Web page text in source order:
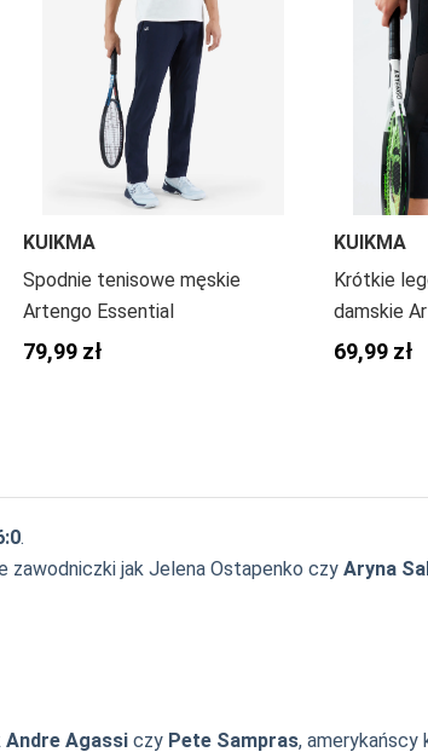
KUIKMA
Spodnie tenisowe męskie
Artengo Essential
79,99 zł
KUIKMA
Krótkie
damskie
69,99 zł
.
zawodniczki jak Jelena Ostapenko czy Aryna
Andre Agassi czy Pete Sampras, amerykańscy